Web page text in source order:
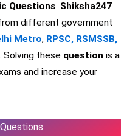
Questions. Shiksha247
different government
Metro, RPSC, RSMSSB,
Solving these question is a
and increase your